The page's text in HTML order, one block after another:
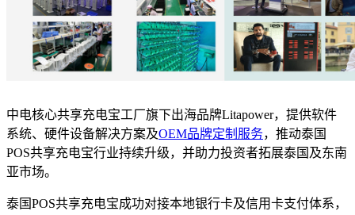
中电核心共享充电宝工厂旗下出海品牌Litapower，提供软件
系统、硬件设备解决方案及OEM品牌定制服务，推动泰国
POS共享充电宝行业持续升级，并助力投资者拓展泰国及东南
亚市场。
泰国POS共享充电宝成功对接本地银行卡及信用卡支付体系，